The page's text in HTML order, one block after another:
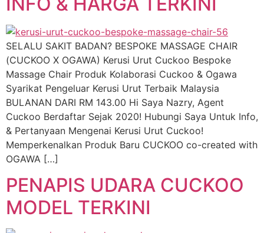
SELALU SAKIT BADAN? BESPOKE MASSAGE CHAIR
(CUCKOO X OGAWA) Kerusi Urut Cuckoo Bespoke
Massage Chair Produk Kolaborasi Cuckoo & Ogawa
Syarikat Pengeluar Kerusi Urut Terbaik Malaysia
BULANAN DARI RM 143.00 Hi Saya Nazry, Agent
Cuckoo Berdaftar Sejak 2020! Hubungi Saya Untuk Info,
& Pertanyaan Mengenai Kerusi Urut Cuckoo!
Memperkenalkan Produk Baru CUCKOO co-created with
OGAWA […]
PENAPIS UDARA CUCKOO
MODEL TERKINI